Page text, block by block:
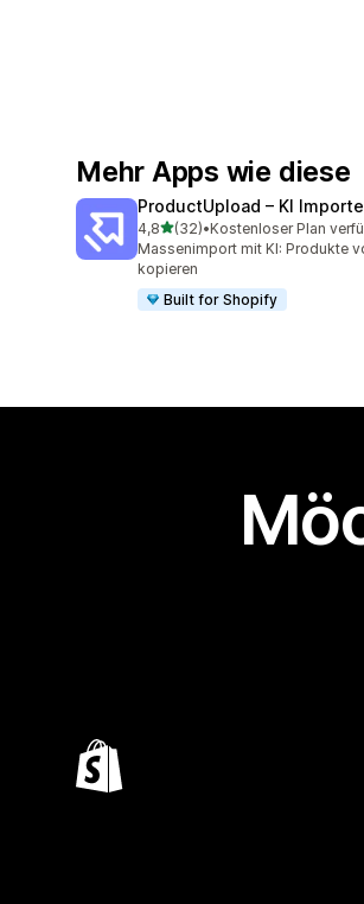
Mehr Apps wie diese
ProductUpload – KI
4,8von 5 Sternen
(32)
32 Rezensionen insgesamt
•Kostenloser Plan
Massenimport mit KI: Produkte
kopieren
Built for Shopify